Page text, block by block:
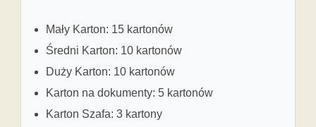
Mały Karton: 15 kartonów
Średni Karton: 10 kartonów
Duży Karton: 10 kartonów
Karton na dokumenty: 5 kartonów
Karton Szafa: 3 kartony